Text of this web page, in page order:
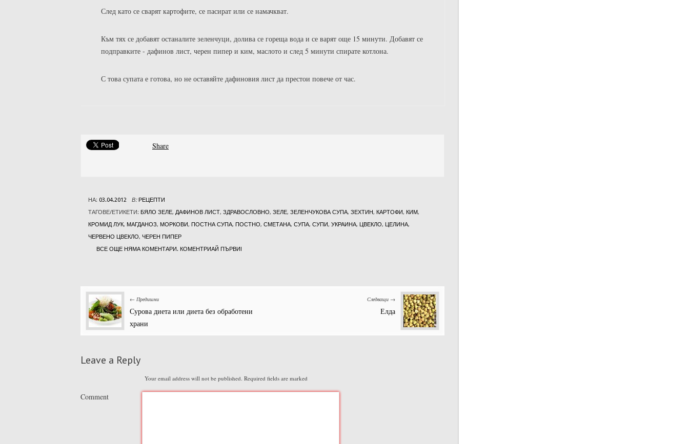
След като се сварят картофите, се пасират или се намачкват.
Към тях се добавят останалите зеленчуци, долива се гореща вода и се варят още 15 минути. Добавят се
подправките - дафинов лист, черен пипер и ким, маслото и след 5 минути спирате котлона.
С това супата е готова, но не оставяйте дафиновия лист да престои повече от час.
Share
НА: 03.04.2012 В: РЕЦЕПТИ
ТАГОВЕ/ЕТИКЕТИ: БЯЛО ЗЕЛЕ, ДАФИНОВ ЛИСТ, ЗДРАВОСЛОВНО, ЗЕЛЕ, ЗЕЛЕНЧУКОВА СУПА, ЗЕХТИН, КАРТОФИ, КИМ,
КРОМИД ЛУК, МАГДАНОЗ, МОРКОВИ, ПОСТНА СУПА, ПОСТНО, СМЕТАНА, СУПА, СУПИ, УКРАИНА, ЦВЕКЛО, ЦЕЛИНА,
ЧЕРВЕНО ЦВЕКЛО, ЧЕРЕН ПИПЕР
ВСЕ ОЩЕ НЯМА КОМЕНТАРИ. КОМЕНТРИАЙ ПЪРВИ!
← Предишни
Сурова диета или диета без обработени
храни
Следващи →
Елда
Leave a Reply
Your email address will not be published. Required fields are marked
Comment